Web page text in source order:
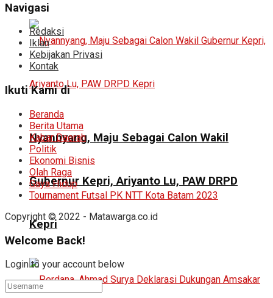
Nyannyang, Maju Sebagai Calon Wakil
Gubernur Kepri, Ariyanto Lu, PAW DRPD
Kepri
Navigasi
Redaksi
Iklan
Kebijakan Privasi
Kontak
Ikuti Kami di
Beranda
Berita Utama
Kabar Daerah
Politik
Ekonomi Bisnis
Olah Raga
Gaya Hidup
Tournament Futsal PK NTT Kota Batam 2023
Copyright © 2022 - Matawarga.co.id
Welcome Back!
Login to your account below